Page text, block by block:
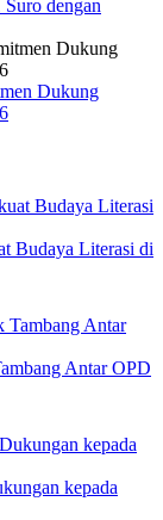
dengan
Dukung
Budaya Literasi di
Antar OPD
kepada